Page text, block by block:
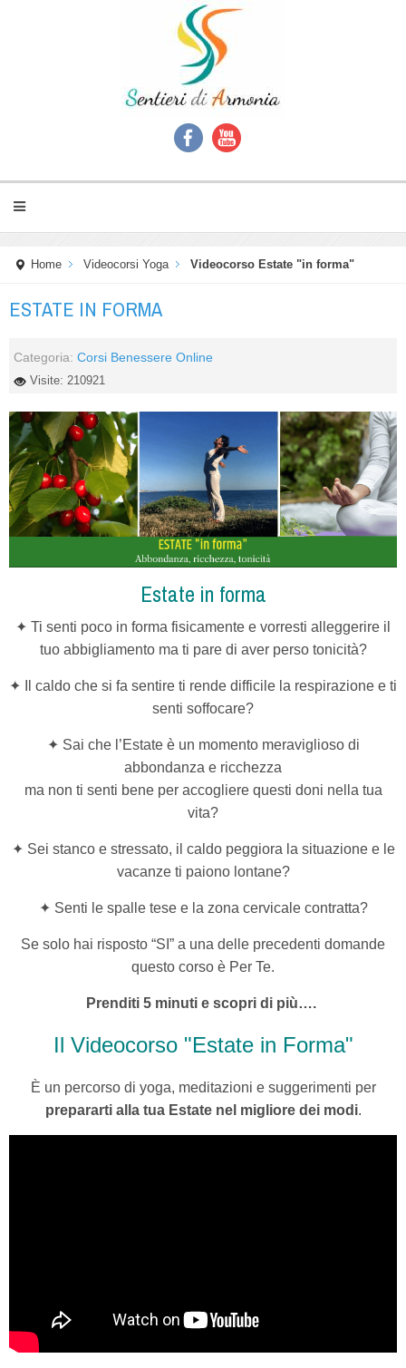
Home Videocorsi Yoga Videocorso Estate "in forma"
ESTATE IN FORMA
Categoria: Corsi Benessere Online
Visite: 210921
Estate in forma
✦ Ti senti poco in forma fisicamente e vorresti alleggerire il
tuo abbigliamento ma ti pare di aver perso tonicità?
✦ Il caldo che si fa sentire ti rende difficile la respirazione e ti
senti soffocare?
✦ Sai che l’Estate è un momento meraviglioso di
abbondanza e ricchezza
ma non ti senti bene per accogliere questi doni nella tua
vita?
✦ Sei stanco e stressato, il caldo peggiora la situazione e le
vacanze ti paiono lontane?
✦ Senti le spalle tese e la zona cervicale contratta?
Se solo hai risposto “SI” a una delle precedenti domande
questo corso è Per Te.
Prenditi 5 minuti e scopri di più….
Il Videocorso "Estate in Forma"
È un percorso di yoga, meditazioni e suggerimenti per
prepararti alla tua Estate nel migliore dei modi.